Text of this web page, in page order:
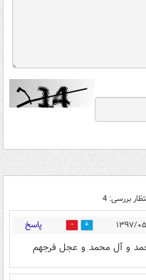
بررسی: 4
0 پاسخ
و آل محمد و عجل فرجهم